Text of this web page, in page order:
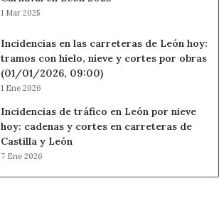
1 Mar 2025
Incidencias en las carreteras de León hoy:
tramos con hielo, nieve y cortes por obras
(01/01/2026, 09:00)
1 Ene 2026
Incidencias de tráfico en León por nieve
hoy: cadenas y cortes en carreteras de
Castilla y León
7 Ene 2026